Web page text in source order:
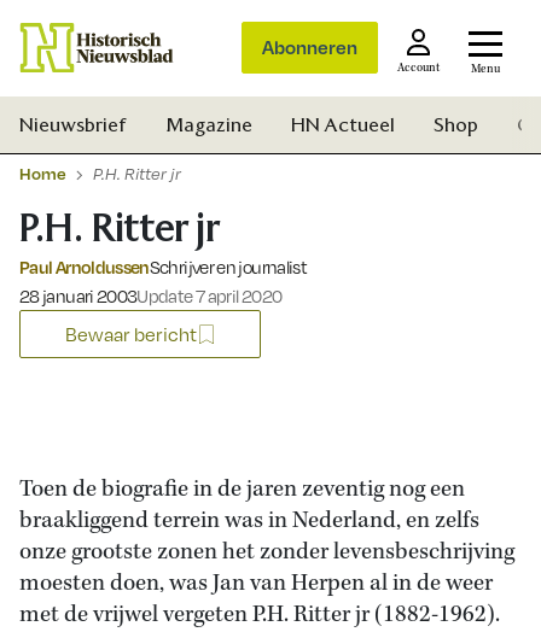
Abonneren
Account Menu
Zoek
Nieuwsbrief Magazine HN Actueel Shop
Home P.H. Ritter jr
P.H. Ritter jr
Paul ArnoldussenSchrijver en journalist
Gepubliceerd op:
28 januari 2003Update 7 april 2020
Bewaar bericht
Toen de biografie in de jaren zeventig nog een
braakliggend terrein was in Nederland, en zelfs
onze grootste zonen het zonder levensbeschrijving
moesten doen, was Jan van Herpen al in de weer
met de vrijwel vergeten P.H. Ritter jr (1882-1962).